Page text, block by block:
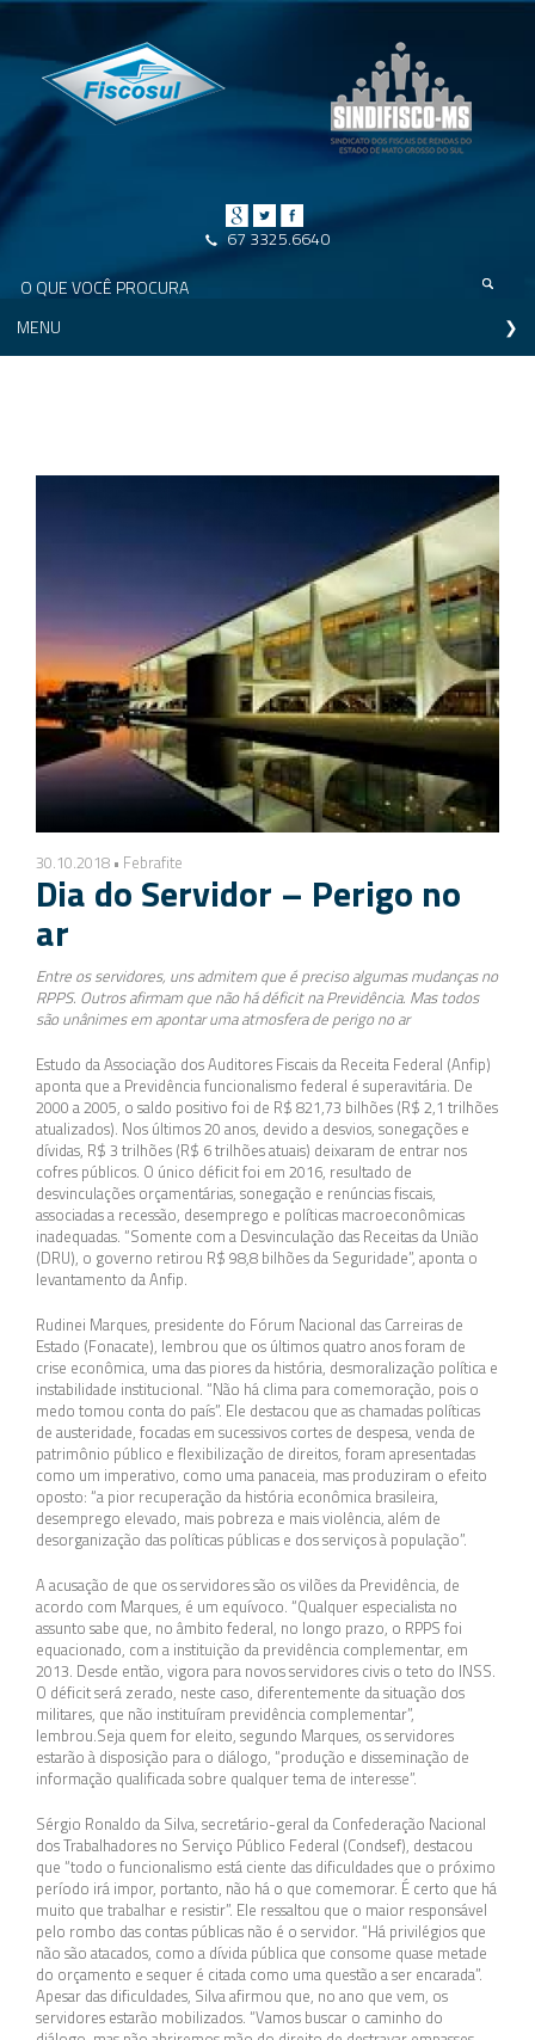
67 3325.6640
MENU
30.10.2018 • Febrafite
Dia do Servidor – Perigo no
ar
Entre os servidores, uns admitem que é preciso algumas mudanças no
RPPS. Outros afirmam que não há déficit na Previdência. Mas todos
são unânimes em apontar uma atmosfera de perigo no ar
Estudo da Associação dos Auditores Fiscais da Receita Federal (Anfip)
aponta que a Previdência funcionalismo federal é superavitária. De
2000 a 2005, o saldo positivo foi de R$ 821,73 bilhões (R$ 2,1 trilhões
atualizados). Nos últimos 20 anos, devido a desvios, sonegações e
dívidas, R$ 3 trilhões (R$ 6 trilhões atuais) deixaram de entrar nos
cofres públicos. O único déficit foi em 2016, resultado de
desvinculações orçamentárias, sonegação e renúncias fiscais,
associadas a recessão, desemprego e políticas macroeconômicas
inadequadas. “Somente com a Desvinculação das Receitas da União
(DRU), o governo retirou R$ 98,8 bilhões da Seguridade”, aponta o
levantamento da Anfip.
Rudinei Marques, presidente do Fórum Nacional das Carreiras de
Estado (Fonacate), lembrou que os últimos quatro anos foram de
crise econômica, uma das piores da história, desmoralização política e
instabilidade institucional. “Não há clima para comemoração, pois o
medo tomou conta do país”. Ele destacou que as chamadas políticas
de austeridade, focadas em sucessivos cortes de despesa, venda de
patrimônio público e flexibilização de direitos, foram apresentadas
como um imperativo, como uma panaceia, mas produziram o efeito
oposto: “a pior recuperação da história econômica brasileira,
desemprego elevado, mais pobreza e mais violência, além de
desorganização das políticas públicas e dos serviços à população”.
A acusação de que os servidores são os vilões da Previdência, de
acordo com Marques, é um equívoco. “Qualquer especialista no
assunto sabe que, no âmbito federal, no longo prazo, o RPPS foi
equacionado, com a instituição da previdência complementar, em
2013. Desde então, vigora para novos servidores civis o teto do INSS.
O déficit será zerado, neste caso, diferentemente da situação dos
militares, que não instituíram previdência complementar”,
lembrou.Seja quem for eleito, segundo Marques, os servidores
estarão à disposição para o diálogo, “produção e disseminação de
informação qualificada sobre qualquer tema de interesse”.
Sérgio Ronaldo da Silva, secretário-geral da Confederação Nacional
dos Trabalhadores no Serviço Público Federal (Condsef), destacou
que “todo o funcionalismo está ciente das dificuldades que o próximo
período irá impor, portanto, não há o que comemorar. É certo que há
muito que trabalhar e resistir”. Ele ressaltou que o maior responsável
pelo rombo das contas públicas não é o servidor. “Há privilégios que
não são atacados, como a dívida pública que consome quase metade
do orçamento e sequer é citada como uma questão a ser encarada”.
Apesar das dificuldades, Silva afirmou que, no ano que vem, os
servidores estarão mobilizados. “Vamos buscar o caminho do